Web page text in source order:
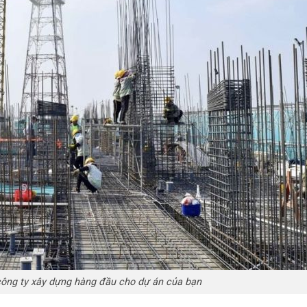
ty xây dựng hàng đầu cho dự án của bạn